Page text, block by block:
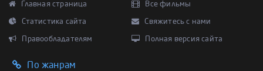
Главная страница Все фильмы
Статистика сайта Свяжитесь с нами
Правообладателям Полная версия сайта
По жанрам